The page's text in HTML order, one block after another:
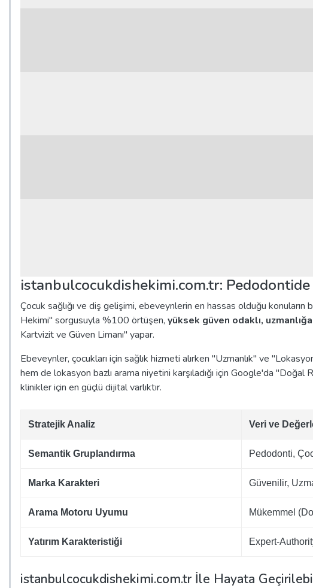
istanbulcocukdishekimi.com.tr:
Çocuk sağlığı ve diş gelişimi, ebeveynlerin en hassas olduğu konuların
Hekimi" sorgusuyla %100 örtüşen, yüksek güven odaklı,
Kartvizit ve Güven Limanı" yapar.
Ebeveynler, çocukları için sağlık hizmeti alırken "Uzmanlık" ve
hem de lokasyon bazlı arama niyetini karşıladığı için Google'da
klinikler için en güçlü dijital varlıktır.
Stratejik Analiz Veri ve
Semantik Gruplandırma Pedodonti,
Marka Karakteri Güvenilir,
Arama Motoru Uyumu Mükemmel
Yatırım Karakteristiği Expert-
istanbulcocukdishekimi.com.tr İle Hayata